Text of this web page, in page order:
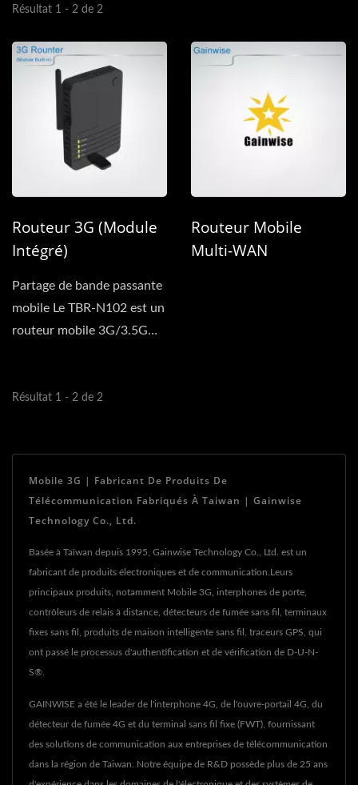
Résultat 1 - 2 de 2
Routeur 3G (Module
Intégré)
Partage de bande passante
mobile Le TBR-N102 est un
routeur mobile 3G/3.5G
Routeur Mobile
Multi-WAN
Résultat 1 - 2 de 2
Mobile 3G | Fabricant De Produits De
Télécommunication Fabriqués À Taiwan | Gainwise
Technology Co., Ltd.
Basée à Taïwan depuis 1995, Gainwise Technology Co., Ltd. est un
fabricant de produits électroniques et de communication.Leurs
principaux produits, notamment Mobile 3G, interphones de porte,
contrôleurs de relais à distance, détecteurs de fumée sans fil, terminaux
fixes sans fil, produits de maison intelligente sans fil, traceurs GPS, qui
ont passé le processus d'authentification et de vérification de D-U-N-
S®.
GAINWISE a été le leader de l'interphone 4G, de l'ouvre-portail 4G, du
détecteur de fumée 4G et du terminal sans fil fixe (FWT), fournissant
des solutions de communication aux entreprises de télécommunication
dans la région de Taiwan. Notre équipe de R&D possède plus de 25 ans